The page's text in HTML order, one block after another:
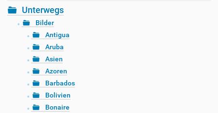
Unterwegs
Bilder
Antigua
Aruba
Asien
Azoren
Barbados
Bolivien
Bonaire